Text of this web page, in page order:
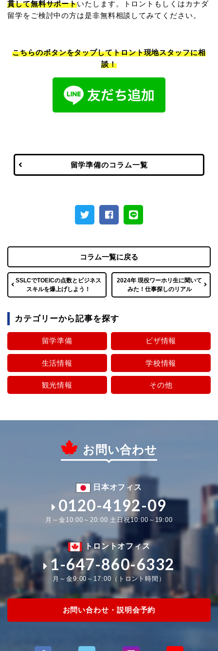
貫して無料サポートいたします。トロントもしくはカナダ
留学をご検討中の方は是非無料相談してみてください。
こちらのボタンをタップしてトロント現地スタッフに相
談！
留学準備のコラム一覧
SSLCでTOEICの点数とビジネス
スキルを爆上げしよう！
コラム一覧に戻る
2024年 現役ワーホリ生に聞いて
みた！仕事探しのリアル
カテゴリーから記事を探す
留学準備 ビザ情報
生活情報 学校情報
観光情報 その他
お問い合わせ
日本オフィス
0120-4192-09
月～金10:00～20:00 土日祝10:00～19:00
トロントオフィス
1-647-860-6332
月～金9:00～17:00（トロント時間）
お問い合わせ・説明会予約